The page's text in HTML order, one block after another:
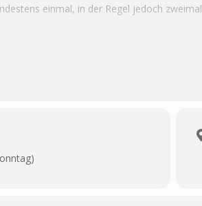
einmal, in der Regel jedoch